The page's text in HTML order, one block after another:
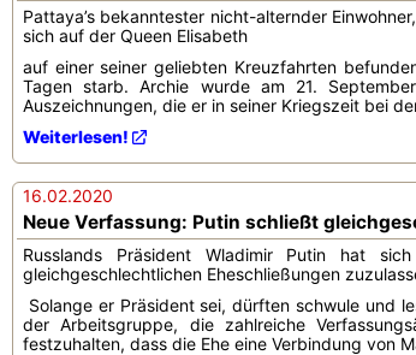
Pattaya’s bekanntester nicht-alternder
sich auf der Queen Elisabeth
auf einer seiner geliebten Kreuzfahrten
Tagen starb. Archie wurde am 21.
Auszeichnungen, die er in seiner Kriegszeit bei
Weiterlesen!
16.02.2020
Neue Verfassung: Putin schließt
Russlands Präsident Wladimir Putin hat
gleichgeschlechtlichen Eheschließungen
Solange er Präsident sei, dürften schwule und
der Arbeitsgruppe, die zahlreiche
festzuhalten, dass die Ehe eine Verbindung von